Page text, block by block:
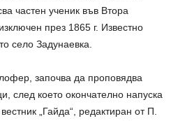
частен ученик във Втора
през 1865 г. Известно
село Задунаевка.
започва да проповядва
след което окончателно напуска
„Гайда“, редактиран от П.